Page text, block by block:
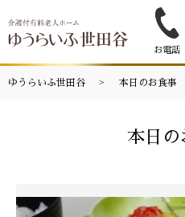
お電話
ゆうらいふ世田谷 本日のお食事
本日